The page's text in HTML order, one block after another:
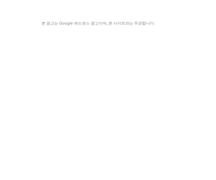
본 광고는 Google 애드센스 광고이며, 본 사이트와는 무관합니다.